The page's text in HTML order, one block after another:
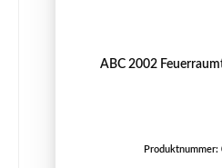
ABC 2002
Produktnummer: